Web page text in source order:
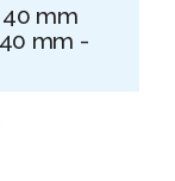
40 mm
mm -